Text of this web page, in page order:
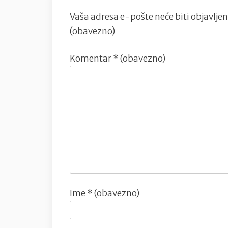
Vaša adresa e-pošte neće biti
(obavezno)
Komentar* (obavezno)
Ime * (obavezno)